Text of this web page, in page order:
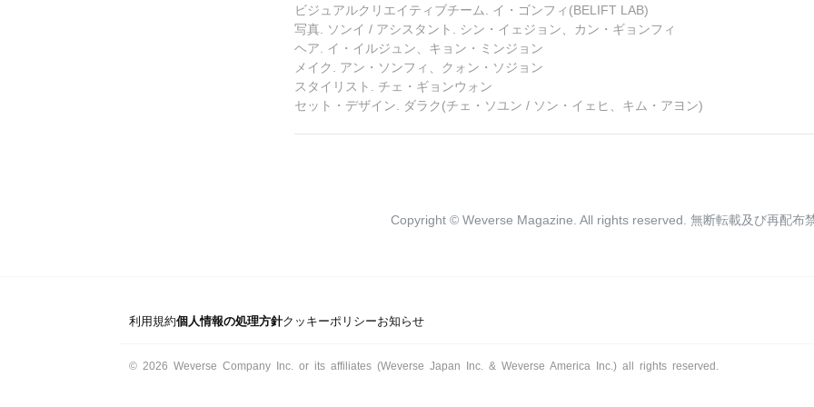
ビジュアルクリエイティブチーム. イ・ゴンフィ(BELIFT LAB)
写真. ソンイ / アシスタント. シン・イェジョン、カン・ギョンフィ
ヘア. イ・イルジュン、キョン・ミンジョン
メイク. アン・ソンフィ、クォン・ソジョン
スタイリスト. チェ・ギョンウォン
セット・デザイン. ダラク(チェ・ソユン / ソン・イェヒ、キム・アヨン)
Copyright © Weverse Magazine. All rights reserved. 無断転載及び再配布
利用規約個人情報の処理方針クッキーポリシーお知らせ
© 2026 Weverse Company Inc. or its affiliates (Weverse Japan Inc. & Weverse America Inc.) all rights reserved.